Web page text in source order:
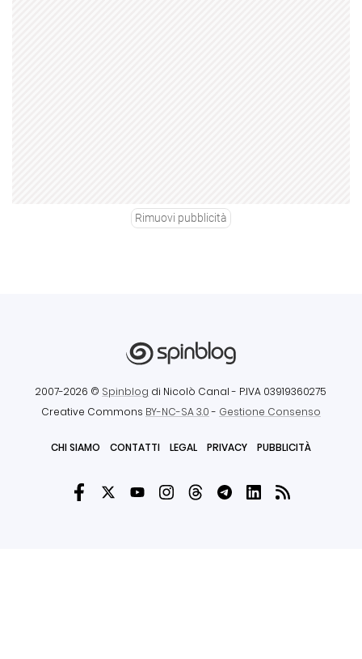
Rimuovi pubblicità
2007-2026 © Spinblog di Nicolò Canal - P.IVA 03919360275
Creative Commons BY-NC-SA 3.0- Gestione Consenso
CHI SIAMO CONTATTI LEGAL PRIVACY PUBBLICITÀ